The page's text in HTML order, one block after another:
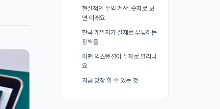
현실적인 수익 계산: 숫자로 보
면 이래요
한국 개발자가 실제로 부딪히는
장벽들
어떤 익스텐션이 실제로 팔리나
요
지금 당장 할 수 있는 것